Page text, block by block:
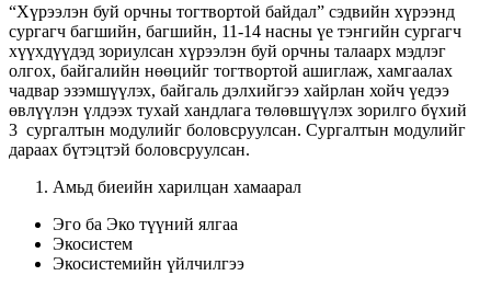
“Хүрээлэн буй орчны тогтвортой байдал” сэдвийн хүрээнд
сургагч багшийн, багшийн, 11-14 насны үе тэнгийн сургагч
хүүхдүүдэд зориулсан хүрээлэн буй орчны талаарх мэдлэг
олгох, байгалийн нөөцийг тогтвортой ашиглаж, хамгаалах
чадвар эзэмшүүлэх, байгаль дэлхийгээ хайрлан хойч үедээ
өвлүүлэн үлдээх тухай хандлага төлөвшүүлэх зорилго бүхий
3 сургалтын модулийг боловсруулсан. Сургалтын модулийг
дараах бүтэцтэй боловсруулсан.
Амьд биеийн харилцан хамаарал
Эго ба Эко түүний ялгаа
Экосистем
Экосистемийн үйлчилгээ